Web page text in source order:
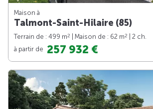
Maison à
Talmont-Saint-Hilaire (85)
Terrain de : 499 m2 | Maison de : 62 m2
| 2 ch.
à partir de 257 932 €